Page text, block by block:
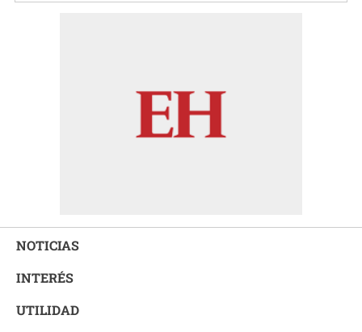
NOTICIAS
INTERÉS
UTILIDAD